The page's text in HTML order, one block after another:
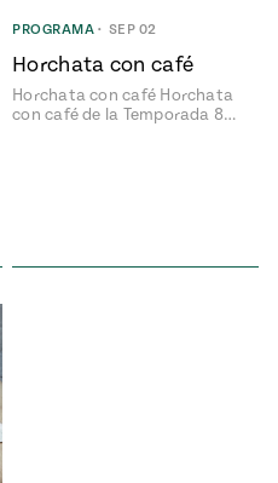
PROGRAMA • SEP 02
Horchata con café
Horchata con café Horchata
con café de la Temporada 8…